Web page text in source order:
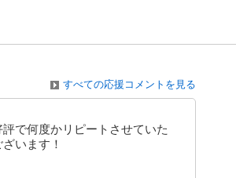
すべての応援コメントを見る
で何度かリピートさせていた
います！